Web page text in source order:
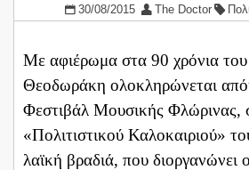
30/08/2015 The Doctor
Με αφιέρωμα στα 90 χρόνια
Θεοδωράκη ολοκληρώνεται
Φεστιβάλ Μουσικής Φλώρινας,
«Πολιτιστικού Καλοκαιριού»
λαϊκή βραδιά, που διοργανώνει